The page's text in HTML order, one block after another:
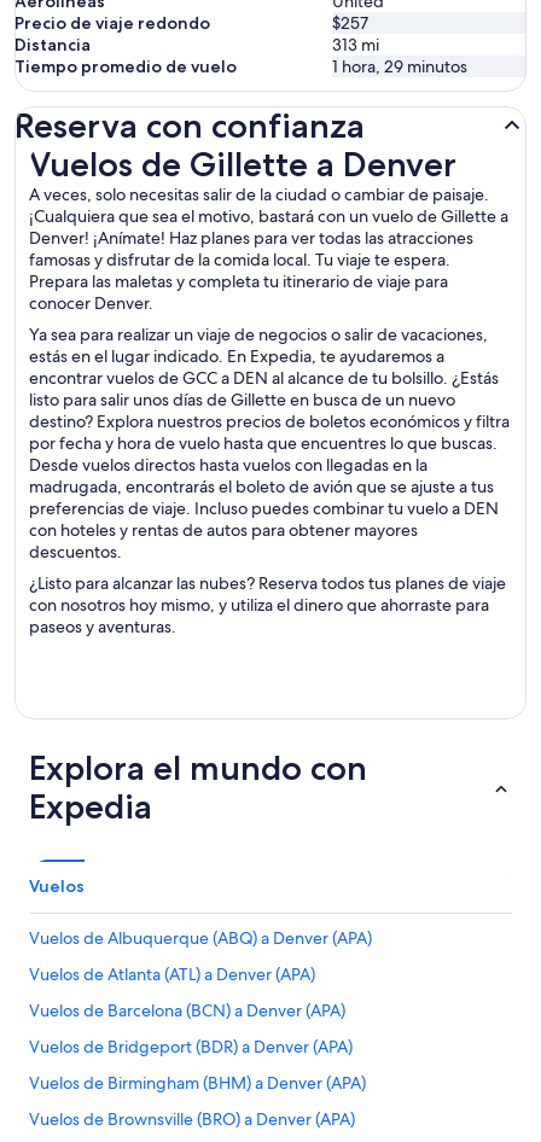
Precio de viaje redondo
$257
Distancia
313 mi
Tiempo promedio de vuelo
1 hora, 29 minutos
Reserva con confianza
Vuelos de Gillette a Denver
A veces, solo necesitas salir de la ciudad o cambiar de paisaje.
¡Cualquiera que sea el motivo, bastará con un vuelo de Gillette a
Denver! ¡Anímate! Haz planes para ver todas las atracciones
famosas y disfrutar de la comida local. Tu viaje te espera.
Prepara las maletas y completa tu itinerario de viaje para
conocer Denver.
Ya sea para realizar un viaje de negocios o salir de vacaciones,
estás en el lugar indicado. En Expedia, te ayudaremos a
encontrar vuelos de GCC a DEN al alcance de tu bolsillo. ¿Estás
listo para salir unos días de Gillette en busca de un nuevo
destino? Explora nuestros precios de boletos económicos y filtra
por fecha y hora de vuelo hasta que encuentres lo que buscas.
Desde vuelos directos hasta vuelos con llegadas en la
madrugada, encontrarás el boleto de avión que se ajuste a tus
preferencias de viaje. Incluso puedes combinar tu vuelo a DEN
con hoteles y rentas de autos para obtener mayores
descuentos.
¿Listo para alcanzar las nubes? Reserva todos tus planes de viaje
con nosotros hoy mismo, y utiliza el dinero que ahorraste para
paseos y aventuras.
Vuelos de Gillette a Denver
Explora el mundo con
Expedia
Vuelos
Vuelos de Albuquerque (ABQ) a Denver (APA)
Vuelos de Atlanta (ATL) a Denver (APA)
Vuelos de Barcelona (BCN) a Denver (APA)
Vuelos de Bridgeport (BDR) a Denver (APA)
Vuelos de Birmingham (BHM) a Denver (APA)
Vuelos de Brownsville (BRO) a Denver (APA)